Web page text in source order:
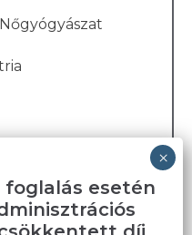
Nőgyógyászat
Karrier Galéria
foglalás esetén